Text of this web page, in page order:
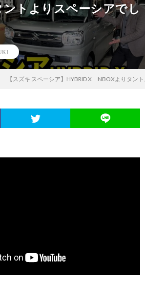
トよりスペーシアでし
【スズキ スペーシア】HYBRID X NBOXよりタン